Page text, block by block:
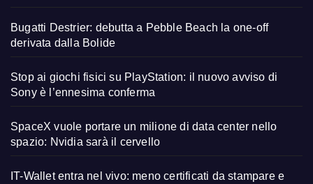
Bugatti Destrier: debutta a Pebble Beach la one-off
derivata dalla Bolide
Stop ai giochi fisici su PlayStation: il nuovo avviso di
Sony è l’ennesima conferma
SpaceX vuole portare un milione di data center nello
spazio: Nvidia sarà il cervello
IT-Wallet entra nel vivo: meno certificati da stampare e